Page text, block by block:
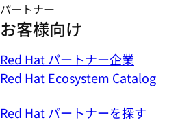
パートナー
お客様向け
Red Hat パートナー企業
Red Hat Ecosystem Catalog
Red Hat パートナーを探す